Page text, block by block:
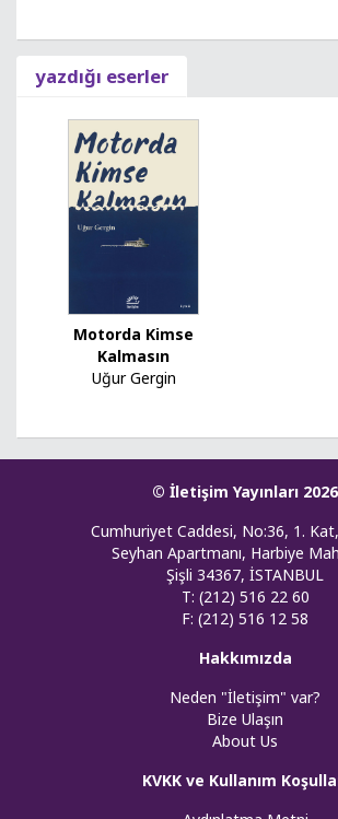
yazdığı eserler
Motorda Kimse
Kalmasın
Uğur Gergin
© İletişim Yayınları 2026
Cumhuriyet Caddesi, No:36, 1.
Seyhan Apartmanı, Harbiye
Şişli 34367, İSTANBUL
T: (212) 516 22 60
F: (212) 516 12 58
Hakkımızda
Neden "İletişim" var?
Bize Ulaşın
About Us
KVKK ve Kullanım